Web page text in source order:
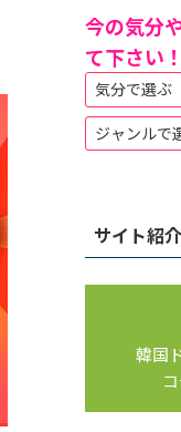
記
事
は
こ
ち
ら
今の気分
て下さい！
サイト紹介
韓国